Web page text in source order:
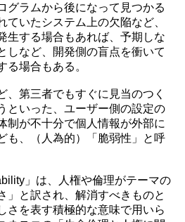
グラムから後になって見つかる
ていたシステム上の欠陥など、
生する場合もあれば、予期しな
しなど、開発側の盲点を衝いて
る場合もある。
、第三者でもすぐに見当のつく
といった、ユーザー側の設定の
制が不十分で個人情報が外部に
も、（人為的）「脆弱性」と呼
」は、人権や倫理がテーマの
」と訳され、解消すべきものと
さを表す積極的な意味で用いら